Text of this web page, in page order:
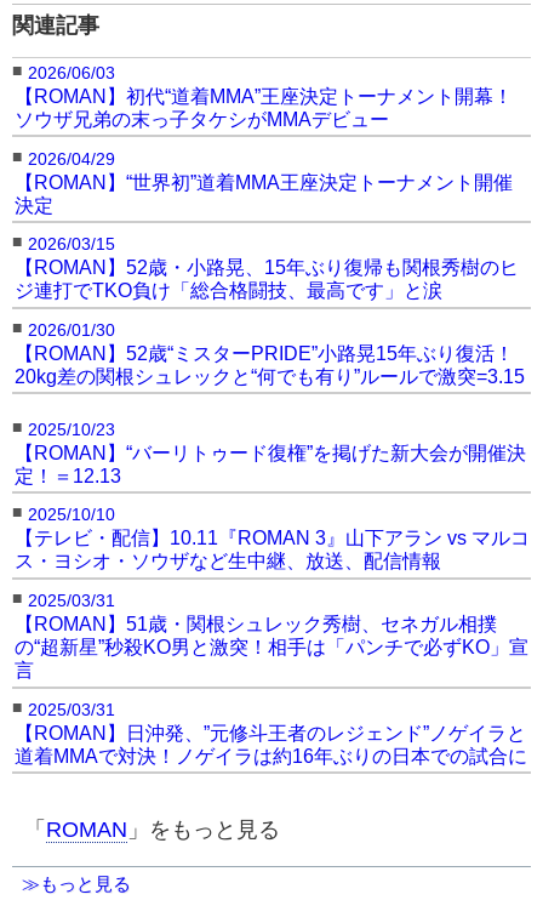
関連記事
■ 2026/06/03
【ROMAN】初代“道着MMA”王座決定トーナメント開幕！
ソウザ兄弟の末っ子タケシがMMAデビュー
■ 2026/04/29
【ROMAN】“世界初”道着MMA王座決定トーナメント開催
決定
■ 2026/03/15
【ROMAN】52歳・小路晃、15年ぶり復帰も関根秀樹のヒ
ジ連打でTKO負け「総合格闘技、最高です」と涙
■ 2026/01/30
【ROMAN】52歳“ミスターPRIDE”小路晃15年ぶり復活！
20kg差の関根シュレックと“何でも有り”ルールで激突=3.15
【ROMAN】“バーリトゥード復権”を掲げた新大会が開催決
定！＝12.13
■
【テレビ・配信】10.11『ROMAN 3』山下アラン vs マルコ
ス・ヨシオ・ソウザなど生中継、放送、配信情報
■
【ROMAN】51歳・関根シュレック秀樹、セネガル相撲
の“超新星”秒殺KO男と激突！相手は「パンチで必ずKO」宣
言
■
【ROMAN】日沖発、”元修斗王者のレジェンド”ノゲイラと
道着MMAで対決！ノゲイラは約16年ぶりの日本での試合に
「 」をもっと見る
≫もっと見る